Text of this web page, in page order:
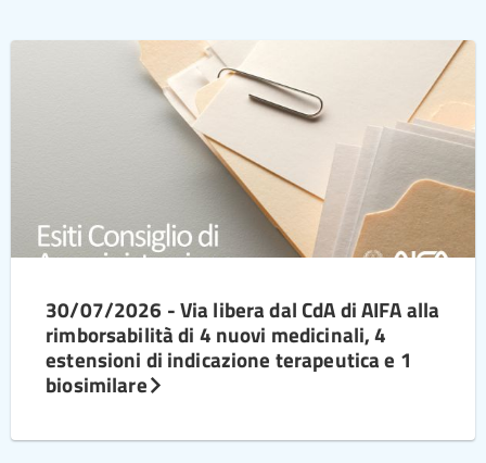
30/07/2026 - Via libera dal CdA di AIFA alla
rimborsabilità di 4 nuovi medicinali, 4
estensioni di indicazione terapeutica e 1
biosimilare